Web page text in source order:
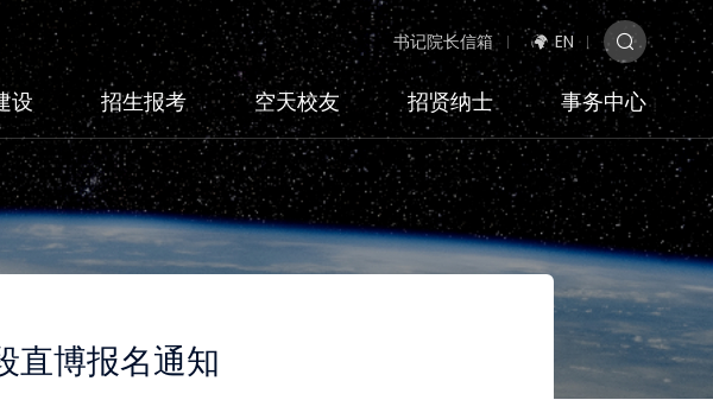
书记院长信箱 EN
设 招生报考 空天校友 招贤纳士 事务中心
直博报名通知